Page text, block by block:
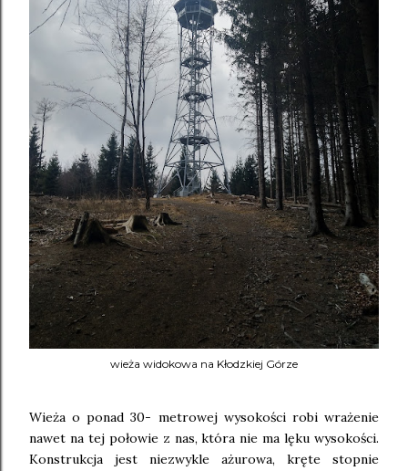
wieża widokowa na Kłodzkiej Górze
Wieża o ponad 30- metrowej wysokości robi wrażenie
nawet na tej połowie z nas, która nie ma lęku wysokości.
Konstrukcja jest niezwykle ażurowa, kręte stopnie